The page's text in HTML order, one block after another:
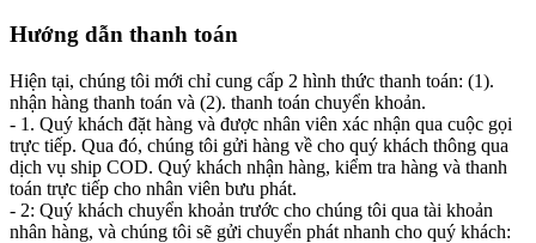
Hướng dẫn thanh toán
Hiện tại, chúng tôi mới chỉ cung cấp 2 hình thức thanh toán: (1).
nhận hàng thanh toán và (2). thanh toán chuyển khoản.
- 1. Quý khách đặt hàng và được nhân viên xác nhận qua cuộc gọi
trực tiếp. Qua đó, chúng tôi gửi hàng về cho quý khách thông qua
dịch vụ ship COD. Quý khách nhận hàng, kiểm tra hàng và thanh
toán trực tiếp cho nhân viên bưu phát.
- 2: Quý khách chuyển khoản trước cho chúng tôi qua tài khoản
nhân hàng, và chúng tôi sẽ gửi chuyển phát nhanh cho quý khách: